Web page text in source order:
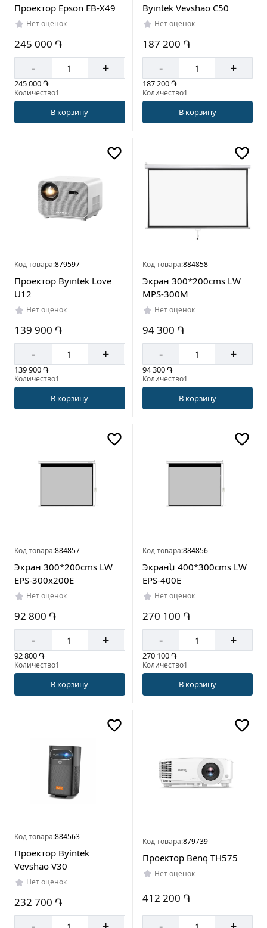
Проектор Epson EB-X49
Нет оценок
245 000 ֏
- +
245 000 ֏
Количество1
В корзину
Byintek Vevshao C50
Нет оценок
187 200 ֏
- +
187 200 ֏
Количество1
В корзину
Код товара:879597
Проектор Byintek Love
U12
Нет оценок
139 900 ֏
- +
139 900 ֏
Количество1
В корзину
Код товара:884858
Экран 300*200cms LW
MPS-300M
Нет оценок
94 300 ֏
- +
94 300 ֏
Количество1
В корзину
Код товара:884857
Экран 300*200cms LW
EPS-300x200E
Нет оценок
92 800 ֏
- +
92 800 ֏
Количество1
В корзину
Код товара:884856
Экранն 400*300cms LW
EPS-400E
Нет оценок
270 100 ֏
- +
270 100 ֏
Количество1
В корзину
Код товара:884563
Проектор Byintek
Vevshao V30
Нет оценок
232 700 ֏
Код товара:879739
Проектор Benq TH575
Нет оценок
412 200 ֏